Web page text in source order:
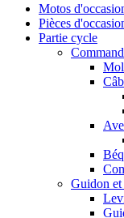
Motos
Pièces
Partie cycle
Guidon et